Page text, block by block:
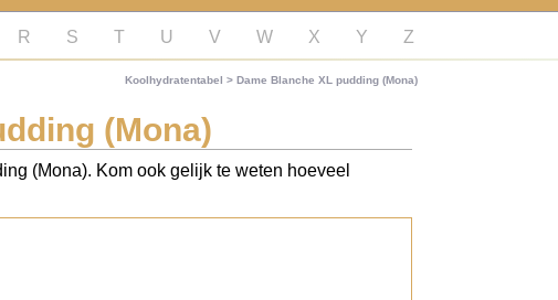
R S T U V W X Y Z
Koolhydratentabel > Dame Blanche XL pudding (Mona)
(Mona)
(Mona). Kom ook gelijk te weten hoeveel